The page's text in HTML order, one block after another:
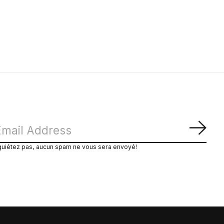
pas, aucun spam ne vous sera envoyé!